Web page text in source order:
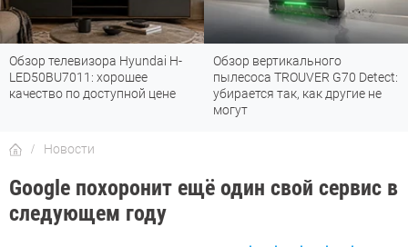
Обзор телевизора Hyundai H-
LED50BU7011: хорошее
качество по доступной цене
Обзор вертикального
пылесоса TROUVER G70 Detect:
убирается так, как другие не
могут
Новости
Google похоронит ещё один свой сервис в
следующем году